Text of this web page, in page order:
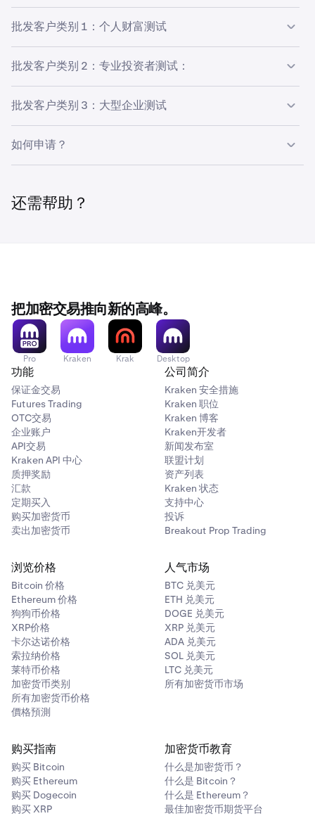
批发客户类别 1：个人财富测试
适用于企业和个人客户。
如果您是个人客户，则必须满足以下至少一项标准：
1 您的净资产至少为 250 万澳元。
2 您过去两个财政年度的年总收入至少为 25 万澳元。
的资格，则您必须符合“受控实体”的资格。作为受控实体，
至少为 25 万澳元。
有关“受控实体”、“控制个人”以及如何定义“控制”的详细信
息，请
点击此处。
所需支持文件：
由合格会计师签署的、在过去六个月内出具的会计师证明。
证明样本可
批发客户类别 2：专业投资者测试：
作为专业投资者测试，您必须满足以下至少一项标准：
1 您持有澳大利亚金融服务许可证。
2 上市公司及其任何关联公司。
（在《1993 年养老金行业（监管）法》的含义内）：
管）法》的含义内，且基金、信托或计划的净资产至少
为 1000 万澳元）：养老金（不包括 SMSF）、经批准
的存款基金、集合养老金信托或公共部门养老金计划。
6
拥有或“控制”至少 1000 万澳元总资产的个人或实体，
包括由关联方持有或由该个人管理的信托下的任何金
额。
7
从事金融产品、土地权益或其他投资业务的公司；并且
为此目的，根据向公众发出的要约或邀请（其条款规定
所认购资金将用于这些目的）收到（直接或间接）资金
并进行投资。
8
如果在澳大利亚设立或注册，将属于上述类别之一的外
国实体。
9 适用于个人和公司。
对于与实体或法人团体相关的测试，上述类别不适用于该团
体的董事、高级职员、高级经理或授权代表，仅指实际的实
体或法人团体。
所需支持文件：
请提供一份专业投资者证明副本，日期在过去 6 个月内，其
中包含所选列出标准中至少一项的证据。
此处提供证明样本
如果以上市公司关联公司的身份申请，请提供一份组织结构
批发客户类别 3：大型企业测试
您必须提供证据证明该企业不是小型企业。要满足此标准：
上；否则，必须雇用 20 人或以上。
型企业测试证明副本。
此处提供证明样本
如果以关联公司的身份申请，符合大型企业测试资格的公司
必须提供大型企业测试证明，并且您必须提供一份组织结构
图，由董事签署并附上其董事识别号。
如何申请？
的客户身份。要确认您的身份并符合批发客户的资格，您将
被要求提交相关文件，如上述类别所述。
3
在 Kraken Derivatives Status 弹出窗口中选择四个类别
之一。
4 然后系统将提示您上传所需文件。
还需帮助？
把加密交易推向新的高峰。
Pro Kraken Krak Desktop
功能
保证金交易
Futures Trading
OTC交易
企业账户
API交易
Kraken API 中心
质押奖励
汇款
定期买入
购买加密货币
卖出加密货币
公司简介
Kraken 安全措施
Kraken 职位
Kraken 博客
Kraken开发者
新闻发布室
联盟计划
资产列表
Kraken 状态
支持中心
投诉
Breakout Prop Trading
浏览价格
Bitcoin 价格
Ethereum 价格
狗狗币价格
XRP价格
卡尔达诺价格
索拉纳价格
莱特币价格
加密货币类别
所有加密货币价格
價格預測
人气市场
BTC 兑美元
ETH 兑美元
DOGE 兑美元
XRP 兑美元
ADA 兑美元
SOL 兑美元
LTC 兑美元
所有加密货币市场
购买指南
购买 Bitcoin
购买 Ethereum
购买 Dogecoin
购买 XRP
加密货币教育
什么是加密货币？
什么是 Bitcoin？
什么是 Ethereum？
最佳加密货币期货平台